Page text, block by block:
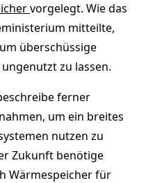
vorgelegt. Wie das
mitteilte,
überschüssige
zu lassen.
ferner
um ein breites
nutzen zu
Zukunft benötige
Wärmespeicher für